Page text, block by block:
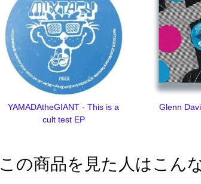
YAMADAtheGIANT - This is a
cult test EP
Glenn
この商品を見た人はこん